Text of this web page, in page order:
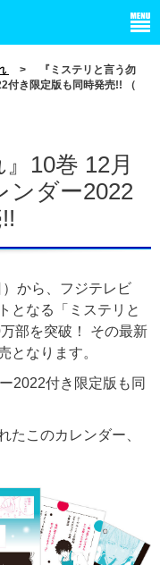
> 『ミステリと言う勿
付き限定版も同時発売!! （
10巻 12月
ンダー2022
から、フジテレビ
となる「ミステリと
部を突破！ その最新
となります。
2022付き限定版も同
たこのカレンダー、